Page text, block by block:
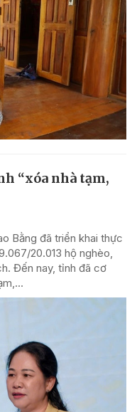
“xóa nhà tạm,
Bằng đã triển khai thực
20.013 hộ nghèo,
Đến nay, tỉnh đã cơ